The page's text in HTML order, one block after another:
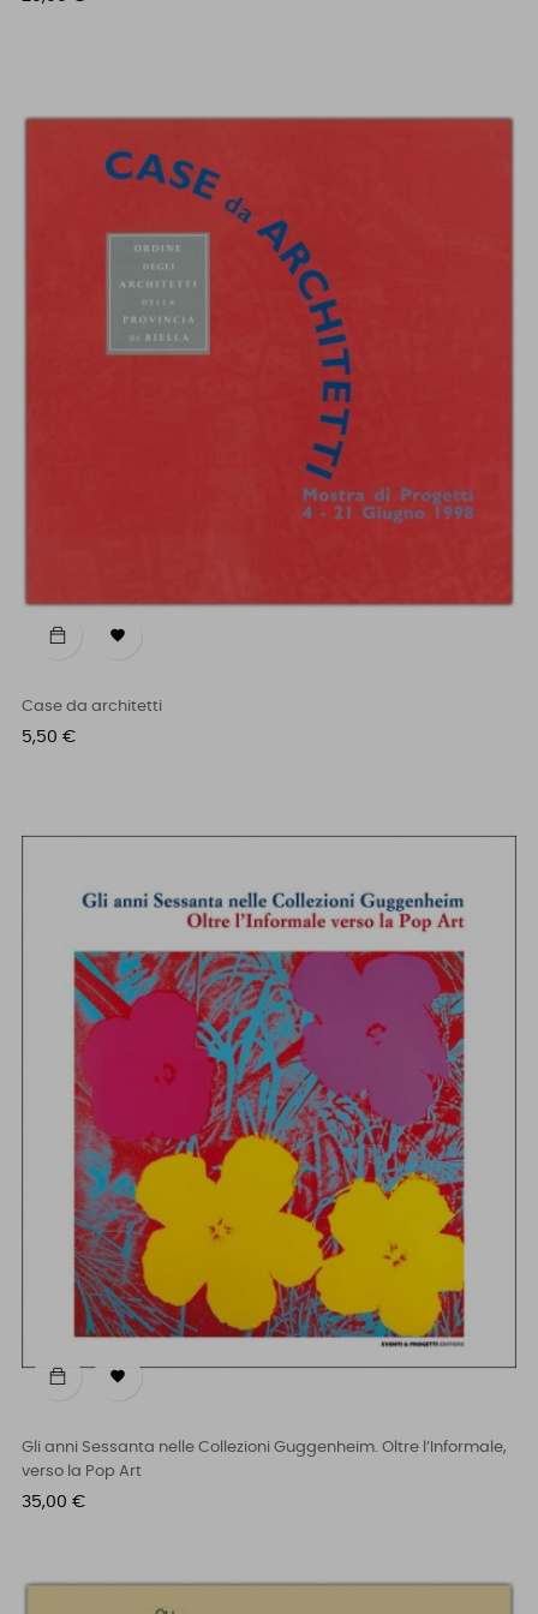

Case da architetti
Prezzo
5,50 €

Gli anni Sessanta nelle Collezioni Guggenheim. Oltre l’Informale,
verso la Pop Art
Prezzo
35,00 €